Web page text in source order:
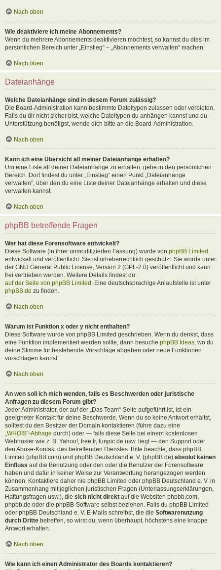
Nach oben
Wie deaktiviere ich meine Abonnements?
Wenn du mehrere Abonnements deaktivieren möchtest, so kannst du dies im
persönlichen Bereich unter „Einstieg“ – „Abonnements verwalten“ machen.
Nach oben
Dateianhänge
Welche Dateianhänge sind in diesem Forum zulässig?
Die Board-Administration kann bestimmte Dateitypen zulassen oder verbieten.
Falls du dir nicht sicher bist, welche Dateitypen du anhängen kannst und du
Unterstützung benötigst, wende dich bitte an die Board-Administration.
Nach oben
Kann ich eine Übersicht all meiner Dateianhänge erhalten?
Um eine Liste all deiner Dateianhänge zu erhalten, gehe in den persönlichen
Bereich. Dort findest du unter „Einstieg“ einen Punkt „Dateianhänge
verwalten“, über den du eine Liste deiner Dateianhänge erhalten und diese
verwalten kannst.
Nach oben
phpBB betreffende Fragen
Wer hat diese Forensoftware entwickelt?
Diese Software (in ihrer unmodifizierten Fassung) wurde von phpBB Limited
entwickelt und veröffentlicht. Sie ist urheberrechtlich geschützt. Sie wurde unter
der GNU General Public License, Version 2 (GPL-2.0) veröffentlicht und kann
frei vertrieben werden. Weitere Details findest du
auf der Seite von phpBB Limited . Eine deutschsprachige Anlaufstelle ist unter
phpBB.de zu finden.
Nach oben
Warum ist Funktion x oder y nicht enthalten?
Diese Software wurde von phpBB Limited geschrieben. Wenn du denkst, dass
eine Funktion implementiert werden sollte, dann besuche phpBB Ideas , wo du
deine Stimme für bestehende Vorschläge abgeben oder neue Funktionen
vorschlagen kannst.
Nach oben
An wen soll ich mich wenden, falls es Beschwerden oder juristische
Anfragen zu diesem Forum gibt?
Jeder Administrator, der auf der „Das Team“-Seite aufgeführt ist, ist ein
geeigneter Kontakt für deine Beschwerde. Wenn du so keine Antwort erhältst,
solltest du den Besitzer der Domain kontaktieren (führe dazu eine
„WHOIS“-Abfrage durch) oder — falls diese Seite bei einem kostenlosen
Webhoster wie z. B. Yahoo!, free.fr, funpic.de usw. liegt — den Support oder
den Abuse-Kontakt des betreffenden Dienstes. Bitte beachte, dass phpBB
Limited (phpBB.com) und phpBB Deutschland e. V. (phpBB.de) absolut keinen
Einfluss auf die Benutzung oder den oder die Benutzer der Forensoftware
haben und dafür in keiner Weise zur Verantwortung herangezogen werden
können. Kontaktiere daher nie phpBB Limited oder phpBB Deutschland e. V. in
Zusammenhang mit jeglichen juristischen Fragen (Unterlassungserklärungen,
Haftungsfragen usw.), die sich nicht direkt auf die Websiten phpbb.com,
phpbb.de oder die phpBB-Software selbst beziehen. Falls du phpBB Limited
oder phpBB Deutschland e. V. E-Mails schreibst, die die Softwarenutzung
durch Dritte betreffen, so wirst du, wenn überhaupt, höchstens eine knappe
Antwort erhalten.
Nach oben
Wie kann ich einen Administrator des Boards kontaktieren?